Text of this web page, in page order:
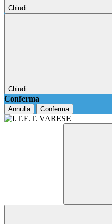
Chiudi
Chiudi
Conferma
Annulla Conferma